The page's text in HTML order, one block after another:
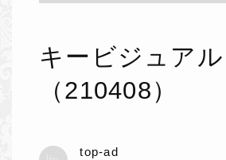
キービジュアル
（210408）
top-ad